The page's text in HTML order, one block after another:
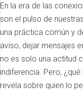
En la era de las
son el pulso de
una práctica común y
aviso, dejar mensajes
no es solo una actitud
indiferencia. Pero,
revela sobre quien lo